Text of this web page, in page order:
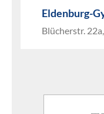
Eldenburg-
Blücherstr.